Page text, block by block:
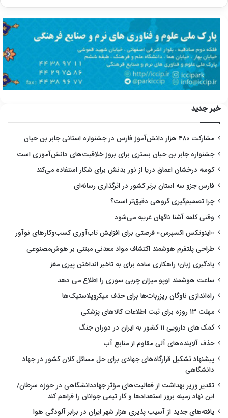
خبر جدید
مشارکت ۴۸۰ هزار دانش‌آموز فارس در جشنواره استانی جابر بن حیان
جشنواره جابر بن حیان بستری برای بروز خلاقیت‌های دانش‌آموزی است
کوسه درخشان اعماق دریا از نور بدنش برای شکار استفاده می‌کند
فارس جزو سه استان برتر کشور در اثرگذاری رسانه‌ای
چرا تصمیم‌گیری گروهی دقیق‌تر است؟
وقتی کلمه آشنا ناگهان غریبه می‌شود
«اینوتکس اکسپرس» فرصتی برای افزایش تاب‌آوری کسب‌وکارهای نوآور
طراحی پلتفرم هوشمند اکتشاف مواد معدنی مبتنی بر هوش‌مصنوعی
یادگیری زبان؛ راهکاری ساده برای به تاخیر انداختن پیری مغز
ساعت هوشمند اوپو میزان چربی سوزی را اطلاع می دهد
راه‌اندازی ناوگان ریزربات‌ها برای حذف میکروپلاستیک‌ها
مهلت ۱۳ روزه برای ثبت اطلاعات کالاهای پزشکی
کمک‌های دارویی ۱۱ کشور به ایران در دوران جنگ
حذف آلاینده‌های آلی مقاوم از منابع آب
پیشنهاد تشکیل قرارگاه‌های جهادی برای حل مسائل کلان کشور در جهاد
دانشگاهی
تقدیر وزیر بهداشت از فعالیت‌های مؤثر جهاددانشگاهی در حوزه سرطان/
این نهاد زمینه بروز استعدادها و کار تیمی جوانان را فراهم کند
یافته‌های جدید از آسیب پذیری هزار شهر ایران در برابر آلودگی هوا